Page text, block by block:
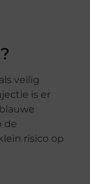
veilig
is er
de
risico op